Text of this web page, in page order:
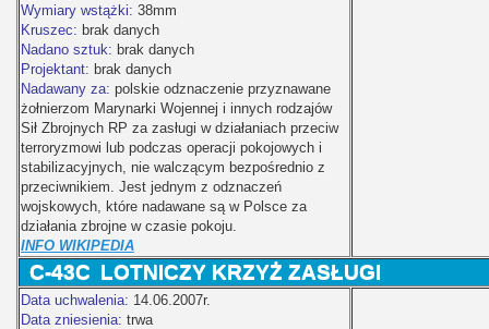
Wymiary wstążki: 38mm
Kruszec: brak danych
Nadano sztuk: brak danych
Projektant: brak danych
Nadawany za: polskie odznaczenie przyznawane
żołnierzom Marynarki Wojennej i innych rodzajów
Sił Zbrojnych RP za zasługi w działaniach przeciw
terroryzmowi lub podczas operacji pokojowych i
stabilizacyjnych, nie walczącym bezpośrednio z
przeciwnikiem. Jest jednym z odznaczeń
wojskowych, które nadawane są w Polsce za
działania zbrojne w czasie pokoju.
INFO WIKIPEDIA
C-43C LOTNICZY KRZYŻ ZASŁUGI
Data uchwalenia: 14.06.2007r.
Data zniesienia: trwa